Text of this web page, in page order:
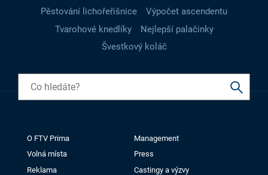
Pěstování lichořeřišnice
Výpočet ascendentu
Tvarohové knedlíky
Nejlepší palačinky
Švestkový koláč
O FTV Prima
Management
Volná místa
Press
Reklama
Castingy a výzvy